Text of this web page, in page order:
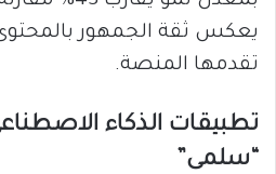
يعكس ثقة الجمهور
تقدمها المنصة.
تطبيقات الذكاء
“سلمى”